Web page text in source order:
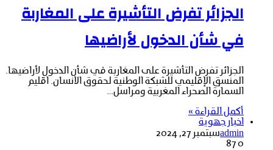
الجزائر تفرض التأشيرة على المغاربة
في شأن الدخول لأراضيها
الجزائر تفرض التأشيرة على المغاربة في شأن الدخول لأراضيها.
المنسق الإقليمي للشبكة الوطنية لحقوق الانسان. اقليم
السمارة الصحراء المغربية ومراسل…
أكمل القراءة »
اخبار جهوية
adminسبتمبر 27, 2024
0